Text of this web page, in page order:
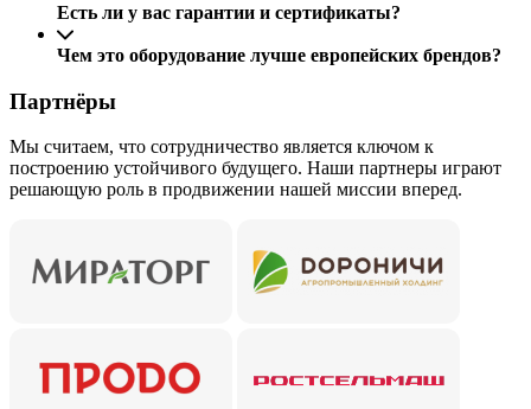
Есть ли у вас гарантии и сертификаты?
Чем это оборудование лучше европейских брендов?
Партнёры
Мы считаем, что сотрудничество является ключом к
построению устойчивого будущего. Наши партнеры играют
решающую роль в продвижении нашей миссии вперед.